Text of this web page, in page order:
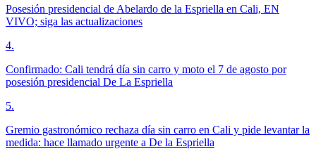
Posesión presidencial de Abelardo de la Espriella en Cali, EN
VIVO; siga las actualizaciones
4.
Confirmado: Cali tendrá día sin carro y moto el 7 de agosto por
posesión presidencial De La Espriella
5.
Gremio gastronómico rechaza día sin carro en Cali y pide levantar la
medida: hace llamado urgente a De la Espriella